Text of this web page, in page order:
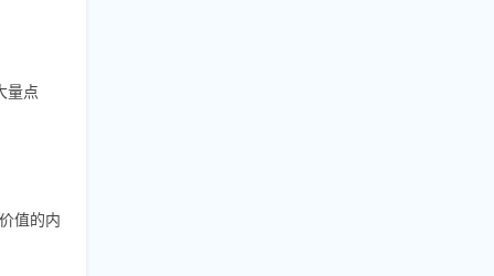
量点
值的内